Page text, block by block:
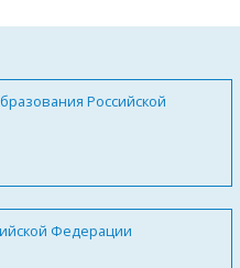
Российской
Федерации